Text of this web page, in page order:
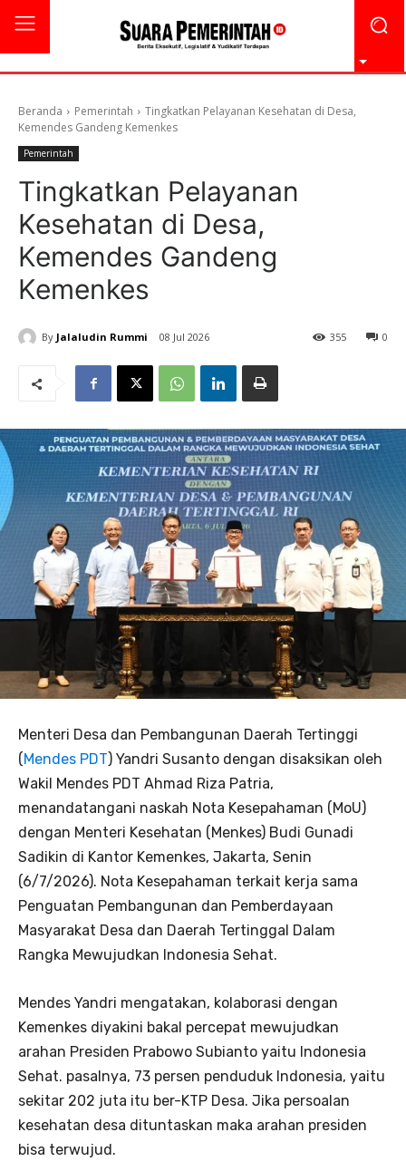
Beranda Pemerintah
Tingkatkan Pelayanan Kesehatan di Desa,
Kemendes Gandeng Kemenkes
Pemerintah
Tingkatkan Pelayanan
Kesehatan di Desa,
Kemendes Gandeng
Kemenkes
By Jalaludin Rummi 08 Jul 2026 0
355
Menteri Desa dan Pembangunan Daerah Tertinggi
( Mendes PDT) Yandri Susanto dengan disaksikan oleh
Wakil Mendes PDT Ahmad Riza Patria,
menandatangani naskah Nota Kesepahaman (MoU)
dengan Menteri Kesehatan (Menkes) Budi Gunadi
Sadikin di Kantor Kemenkes, Jakarta, Senin
(6/7/2026). Nota Kesepahaman terkait kerja sama
Penguatan Pembangunan dan Pemberdayaan
Masyarakat Desa dan Daerah Tertinggal Dalam
Rangka Mewujudkan Indonesia Sehat.
Mendes Yandri mengatakan, kolaborasi dengan
Kemenkes diyakini bakal percepat mewujudkan
arahan Presiden Prabowo Subianto yaitu Indonesia
Sehat. pasalnya, 73 persen penduduk Indonesia, yaitu
sekitar 202 juta itu ber-KTP Desa. Jika persoalan
kesehatan desa dituntaskan maka arahan presiden
bisa terwujud.